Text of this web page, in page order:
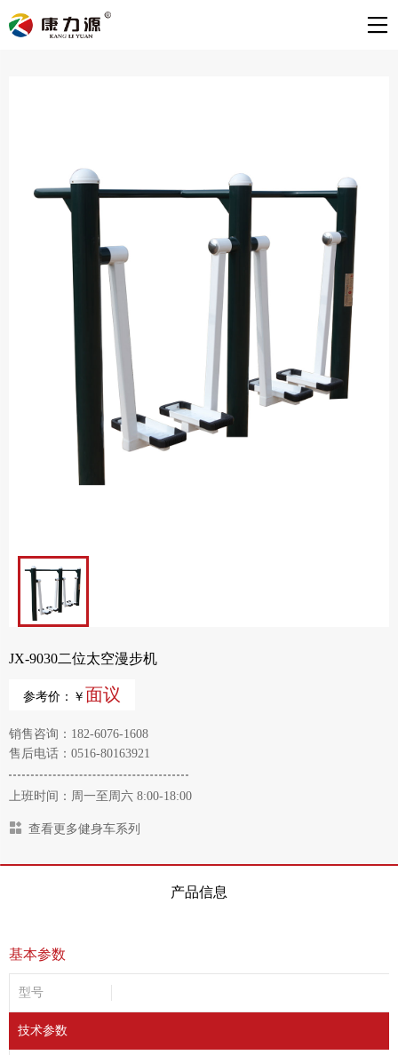
JX-9030二位太空漫步机
参考价：￥ 面议
销售咨询：182-6076-1608
售后电话：0516-80163921
上班时间：周一至周六 8:00-18:00
查看更多健身车系列
产品信息
基本参数
型号
技术参数